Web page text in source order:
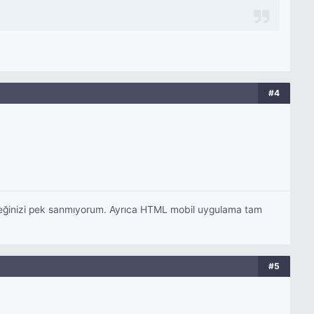
#4
pek sanmıyorum. Ayrıca HTML mobil uygulama tam
#5